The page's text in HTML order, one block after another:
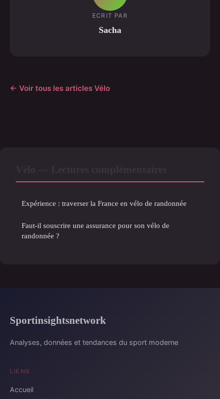
ECRIT PAR
Sacha
← Voir tous les articles Vélo
Expérience : traverser la France en vélo de randonnée
Faut-il souscrire une assurance pour son vélo de
randonnée ?
Sportinsightsnetwork
Analyses, données et tendances du sport moderne
LIENS
Accueil